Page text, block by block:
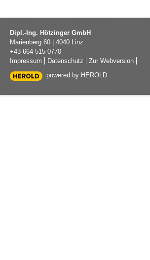
Dipl.-Ing. Hötzinger GmbH
Marienberg 60
4040 Linz
+43 664 515 0770
Impressum
Datenschutz
Zur Webversion
powered by HEROLD